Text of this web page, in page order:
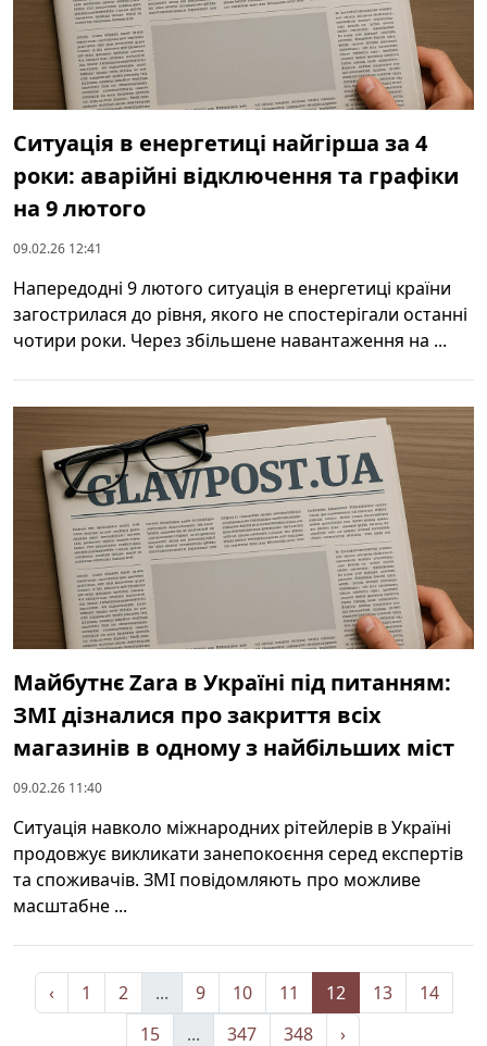
Ситуація в енергетиці найгірша за 4
роки: аварійні відключення та графіки
на 9 лютого
09.02.26 12:41
Напередодні 9 лютого ситуація в енергетиці країни
загострилася до рівня, якого не спостерігали останні
чотири роки. Через збільшене навантаження на ...
Майбутнє Zara в Україні під питанням:
ЗМІ дізналися про закриття всіх
магазинів в одному з найбільших міст
09.02.26 11:40
Ситуація навколо міжнародних рітейлерів в Україні
продовжує викликати занепокоєння серед експертів
та споживачів. ЗМІ повідомляють про можливе
масштабне ...
‹ 1 2 ... 9 10 11 12 13
14
15
... 347 348 ›